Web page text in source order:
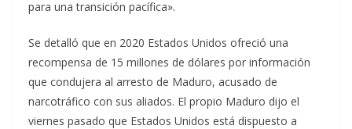
para una transición pacífica».
Se detalló que en 2020 Estados Unidos ofreció una
recompensa de 15 millones de dólares por información
que condujera al arresto de Maduro, acusado de
narcotráfico con sus aliados. El propio Maduro dijo el
viernes pasado que Estados Unidos está dispuesto a